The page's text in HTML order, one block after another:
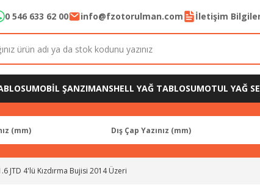
0 546 633 62 00 info@fzotorulman.com İletişim
MOBİL ŞANZIMANSHELL YAĞ TABLOSUMOTUL YAĞ
JTD 4'lü Kızdırma Bujisi 2014 Üzeri